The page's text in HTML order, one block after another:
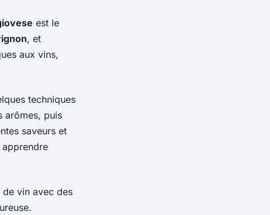
est le
, et
aux vins,
techniques
arômes, puis
saveurs et
vin avec des